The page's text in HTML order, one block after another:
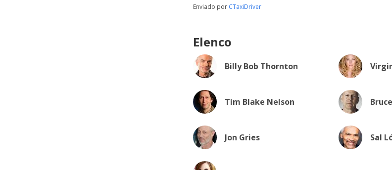
Enviado por CTaxiDriver
Elenco
Billy Bob Thornton
Tim Blake Nelson
Jon Gries Sal